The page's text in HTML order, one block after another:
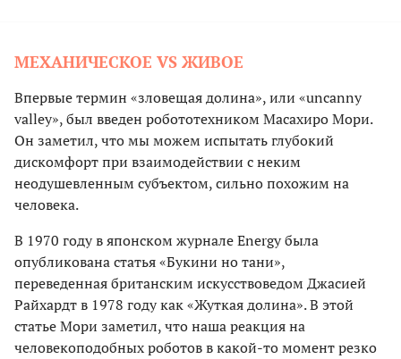
МЕХАНИЧЕСКОЕ VS ЖИВОЕ
Впервые термин «зловещая долина», или «uncanny
valley», был введен робототехником Масахиро Мори.
Он заметил, что мы можем испытать глубокий
дискомфорт при взаимодействии с неким
неодушевленным субъектом, сильно похожим на
человека.
В 1970 году в японском журнале Energy была
опубликована статья «Букини но тани»,
переведенная британским искусствоведом Джасией
Райхардт в 1978 году как «Жуткая долина». В этой
статье Мори заметил, что наша реакция на
человекоподобных роботов в какой-то момент резко